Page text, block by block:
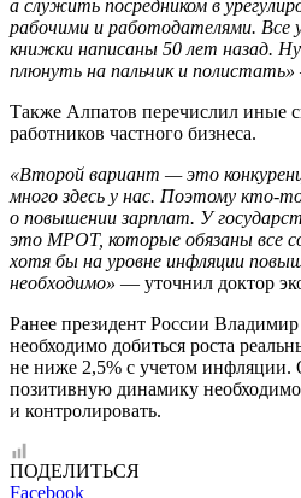
а служить посредником в
рабочими и работодателями.
книжки написаны 50 лет назад.
плюнуть на пальчик и полистать»
Также Алпатов перечислил иные
работников частного бизнеса.
«Второй вариант — это
много здесь у нас. Поэтому кто-
о повышении зарплат. У
это МРОТ, которые обязаны все
хотя бы на уровне инфляции
необходимо» — уточнил доктор
Ранее президент России
необходимо добиться роста
не ниже 2,5% с учетом инфляции.
позитивную динамику
и контролировать.
ПОДЕЛИТЬСЯ
Facebook